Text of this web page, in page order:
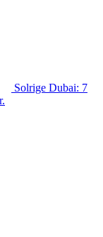
Solrige Dubai: 7